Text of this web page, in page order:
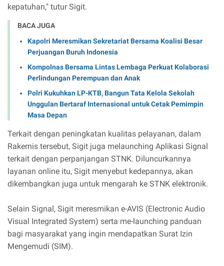
kepatuhan," tutur Sigit.
BACA JUGA
Kapolri Meresmikan Sekretariat Bersama Koalisi Besar
Perjuangan Buruh Indonesia
Kompolnas Bersama Lintas Lembaga Perkuat Kolaborasi
Perlindungan Perempuan dan Anak
Polri Kukuhkan LP-KTB, Bangun Tata Kelola Sekolah
Unggulan Bertaraf Internasional untuk Cetak Pemimpin
Masa Depan
Terkait dengan peningkatan kualitas pelayanan, dalam
Rakernis tersebut, Sigit juga melaunching Aplikasi Signal
terkait dengan perpanjangan STNK. Diluncurkannya
layanan online itu, Sigit menyebut kedepannya, akan
dikembangkan juga untuk mengarah ke STNK elektronik.
Selain Signal, Sigit meresmikan e-AVIS (Electronic Audio
Visual Integrated System) serta me-launching panduan
bagi masyarakat yang ingin mendapatkan Surat Izin
Mengemudi (SIM).